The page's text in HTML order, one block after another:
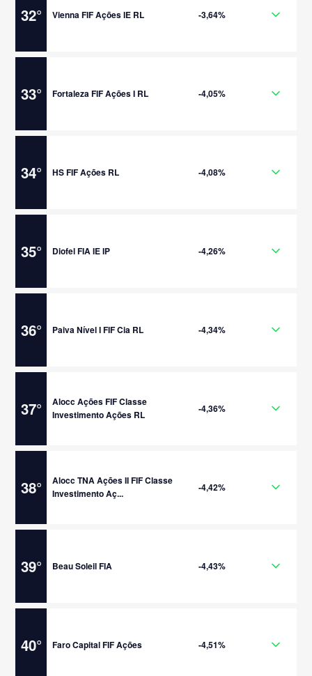
32° Vienna FIF Ações IE RL -3,64%
33° Fortaleza FIF Ações I RL -4,05%
34° HS FIF Ações RL -4,08%
35° Diofel FIA IE IP -4,26%
36° Paiva Nível I FIF Cia RL -4,34%
37°
Alocc Ações FIF Classe
Investimento Ações RL
-4,36%
38°
Alocc TNA Ações II FIF Classe
Investimento Aç...
-4,42%
39° Beau Soleil FIA -4,43%
40° Faro Capital FIF Ações -4,51%